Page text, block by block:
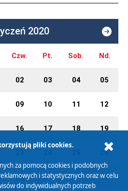
2020
Czw. Pt. Sob. Nd.
02 03 04 05
09 10 11 12
16 17 18 19
26
30 31 01 02
pliki cookies.
za pomocą cookies i podobnych
i statystycznych oraz w celu
do indywidualnych potrzeb